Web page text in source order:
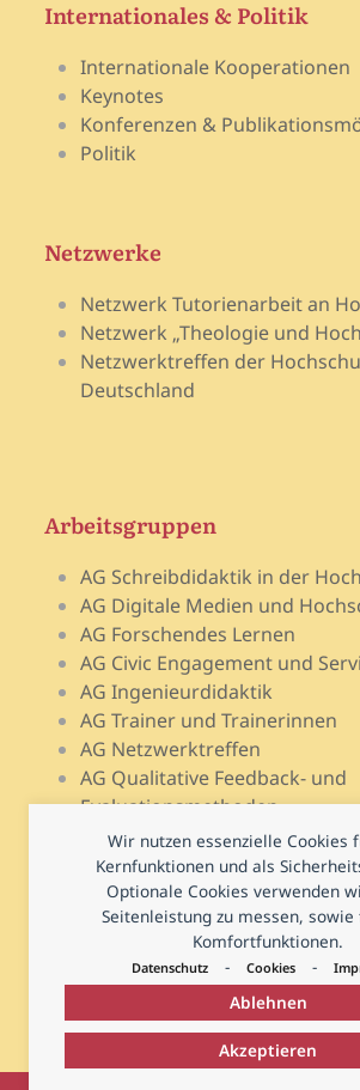
Wir nutzen essenzielle Cookies
Kernfunktionen und als
Optionale Cookies verwenden
Seitenleistung zu messen,
Komfortfunktionen.
Datenschutz - Cookies -
Akzeptieren
Ablehnen
Internationales & Politik
Internationale Kooperationen
Keynotes
Konferenzen &
Politik
Netzwerke
Netzwerk Tutorienarbeit an
Netzwerk „Theologie und
Netzwerktreffen der
Deutschland
Arbeitsgruppen
AG Schreibdidaktik in der
AG Digitale Medien und
AG Forschendes Lernen
AG Civic Engagement und
AG Ingenieurdidaktik
AG Trainer und Trainerinnen
AG Netzwerktreffen
AG Qualitative Feedback- und
Evaluationsmethoden
AG Open Teach Ware –
AG Psychologie und Lehr-
AG Prüfen und
AG Hochschuldidaktische
Landesnetzwerke